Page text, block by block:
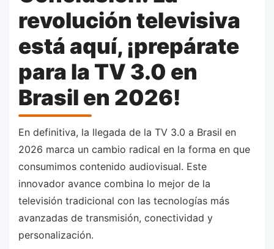
revolución televisiva
está aquí, ¡prepárate
para la TV 3.0 en
Brasil en 2026!
En definitiva, la llegada de la TV 3.0 a Brasil en
2026 marca un cambio radical en la forma en que
consumimos contenido audiovisual. Este
innovador avance combina lo mejor de la
televisión tradicional con las tecnologías más
avanzadas de transmisión, conectividad y
personalización.